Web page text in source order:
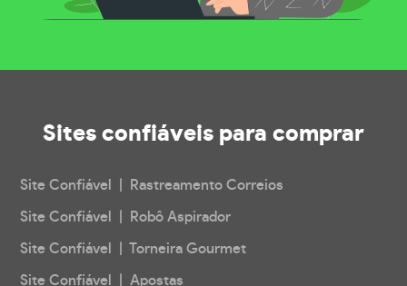
Sites confiáveis para comprar
Site Confiável | Rastreamento Correios
Site Confiável | Robô Aspirador
Site Confiável | Torneira Gourmet
Site Confiável | Apostas